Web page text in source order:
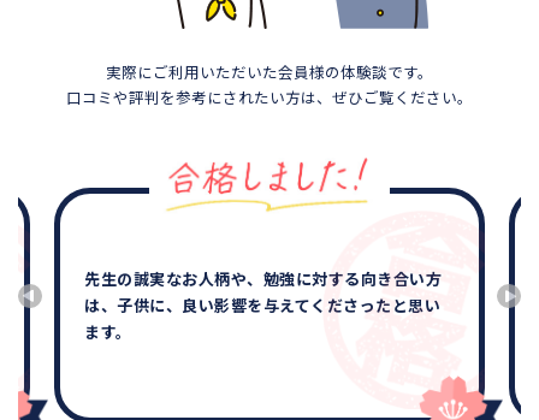
実際にご利用いただいた会員様の体験談です。
口コミや評判を参考にされたい方は、ぜひご覧ください。
他の所はテキスト代もかかり途中でやめられない
のでは？と不安に思いましたが、サクシードはそ
の不安を全て解消して安心して、決められまし
た。